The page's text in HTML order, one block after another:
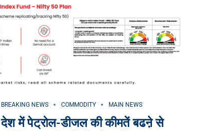
BREAKING NEWS COMMODITY MAIN NEWS
देश में पेट्रोल-डीजल की कीमतें बढऩे से